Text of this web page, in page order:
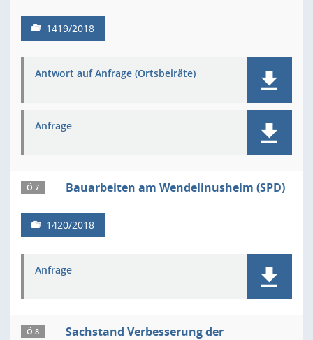
1419/2018
Antwort auf Anfrage (Ortsbeiräte)
Anfrage
Ö 7 Bauarbeiten am Wendelinusheim (SPD)
1420/2018
Anfrage
Ö 8
Sachstand Verbesserung der